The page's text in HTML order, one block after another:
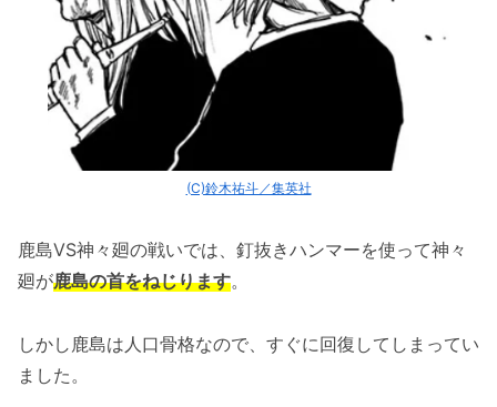
(C)鈴木祐斗／集英社
鹿島VS神々廻の戦いでは、釘抜きハンマーを使って神々
廻が鹿島の首をねじります。
しかし鹿島は人口骨格なので、すぐに回復してしまってい
ました。